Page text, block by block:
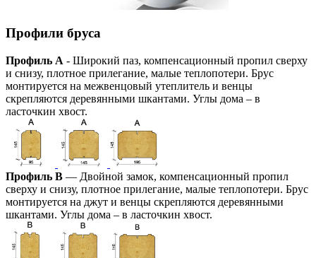
Профили бруса
Профиль А - Широкий паз, компенсационный пропил сверху
и снизу, плотное прилегание, малые теплопотери. Брус
монтируется на межвенцовый утеплитель и венцы
скрепляются деревянными шкантами. Углы дома – в
ласточкин хвост.
Профиль В — Двойной замок, компенсационный пропил
сверху и снизу, плотное прилегание, малые теплопотери. Брус
монтируется на джут и венцы скрепляются деревянными
шкантами. Углы дома – в ласточкин хвост.